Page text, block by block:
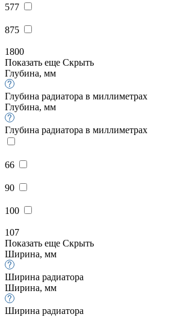
577
875
1800
Показать еще Скрыть
Глубина, мм
Глубина радиатора в миллиметрах
Глубина, мм
Глубина радиатора в миллиметрах
66
90
100
107
Показать еще Скрыть
Ширина, мм
Ширина радиатора
Ширина, мм
Ширина радиатора